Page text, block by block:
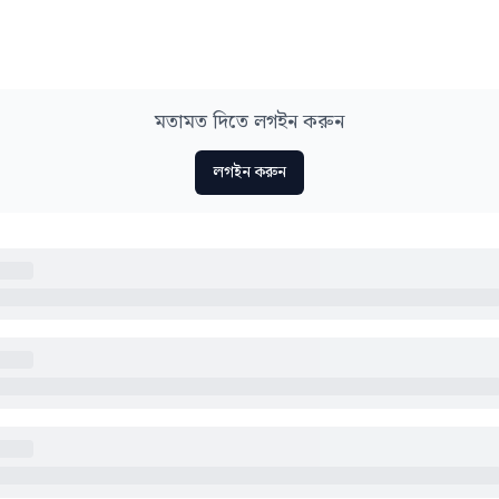
মতামত দিতে লগইন করুন
লগইন করুন